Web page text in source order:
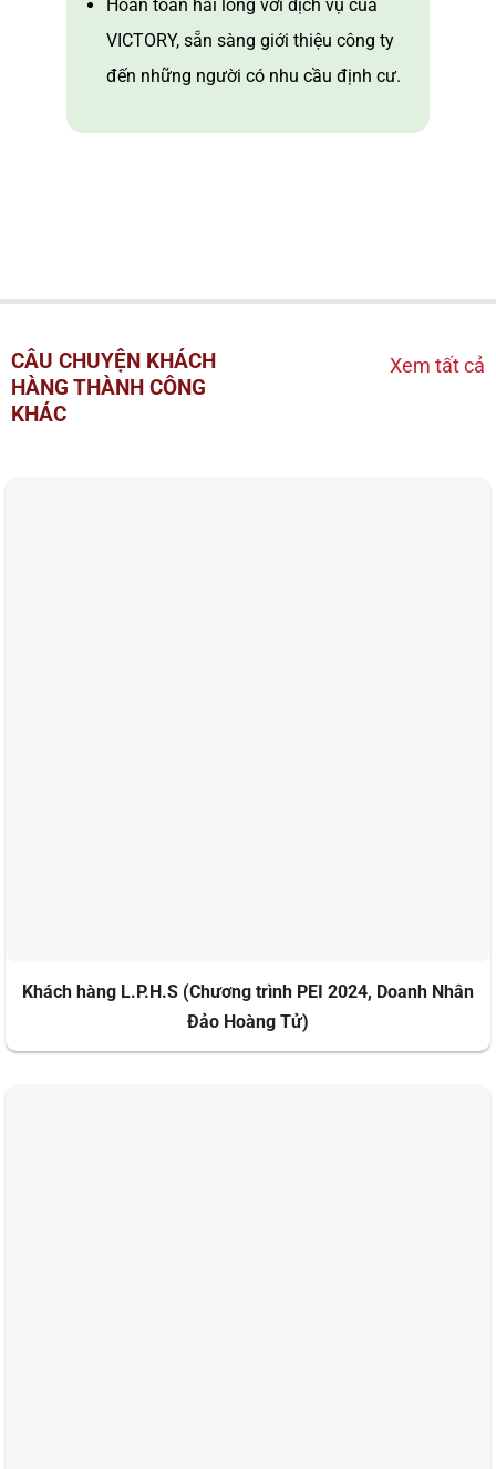
Hoàn toàn hài lòng với dịch vụ của
VICTORY, sẵn sàng giới thiệu công ty
đến những người có nhu cầu định cư.
CÂU CHUYỆN KHÁCH
HÀNG THÀNH CÔNG
KHÁC
Xem tất cả
Khách hàng L.P.H.S (Chương trình PEI 2024, Doanh Nhân
Đảo Hoàng Tử)